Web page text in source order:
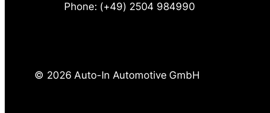
Phone: (+49) 2504 984990
© 2026 Auto-In Automotive GmbH